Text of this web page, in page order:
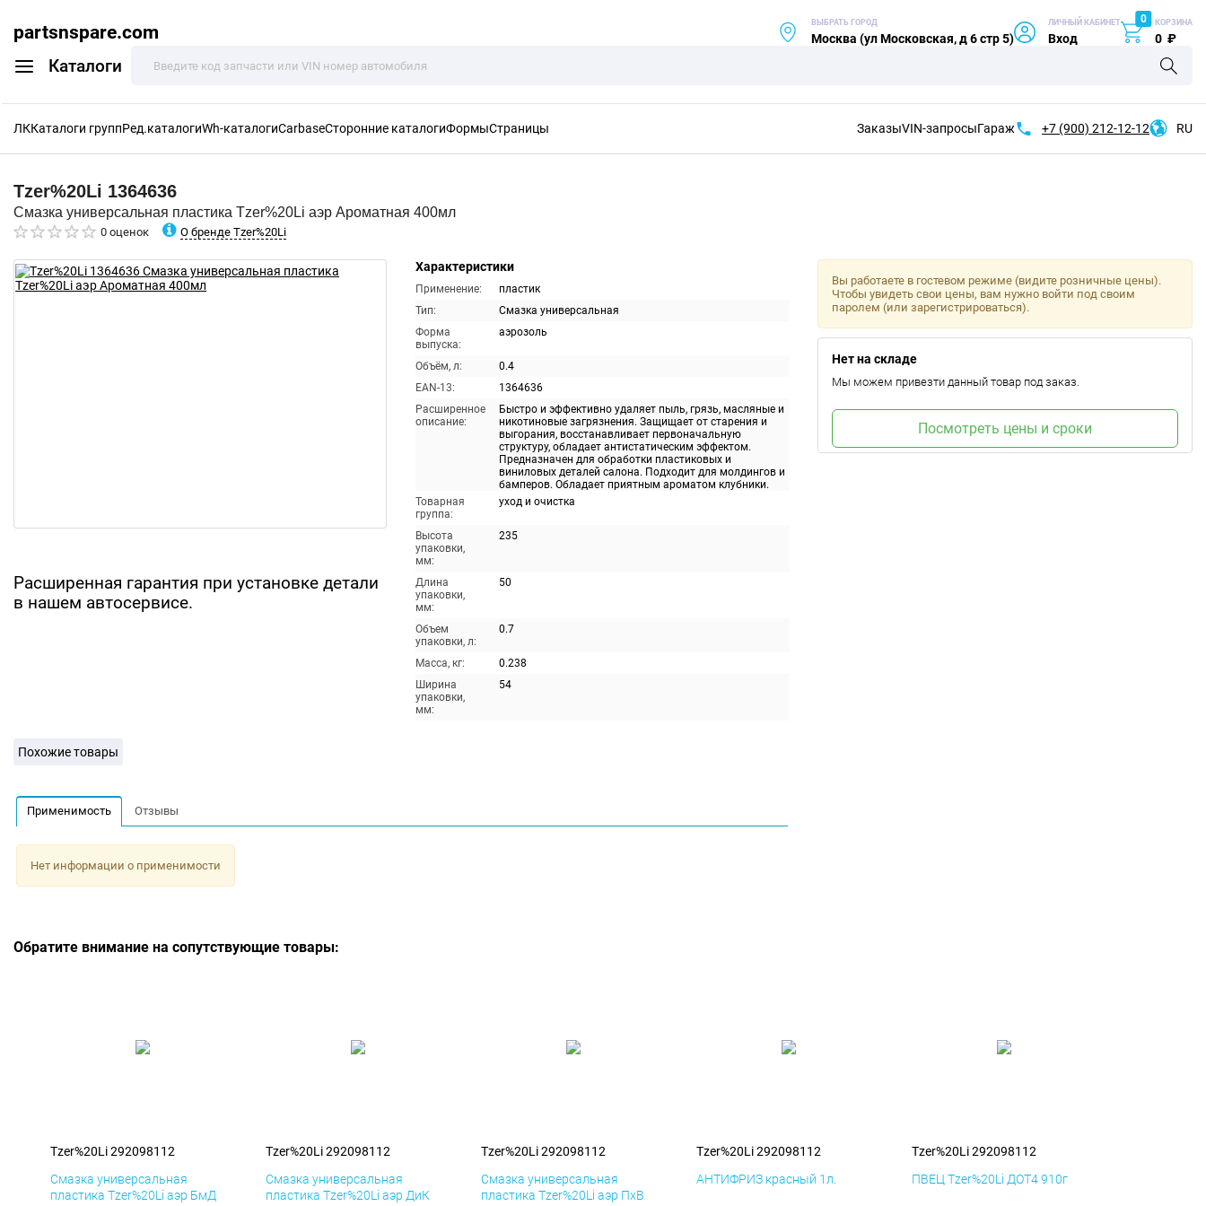
partsnspare.com
Каталоги
ВЫБРАТЬ ГОРОД
Москва (ул Московская, д 6 стр 5)
ЛИЧНЫЙ КАБИНЕТ
Вход
0 КОРЗИНА
0 ₽
ЛККаталоги группРед.каталогиWh-каталогиCarbaseСторонние каталогиФормыСтраницы ЗаказыVIN-запросыГараж +7 (900) 212-12-12 RU
Tzer%20Li 1364636
Смазка универсальная пластика Tzer%20Li аэр Ароматная 400мл
0 оценок О бренде Tzer%20Li
Расширенная гарантия при установке детали
в нашем автосервисе.
Характеристики
Применение:
пластик
Тип:
Смазка универсальная
Форма
выпуска:
аэрозоль
Объём, л:
0.4
EAN-13:
1364636
Расширенное
описание:
Быстро и эффективно удаляет пыль, грязь, масляные и
никотиновые загрязнения. Защищает от старения и
выгорания, восстанавливает первоначальную
структуру, обладает антистатическим эффектом.
Предназначен для обработки пластиковых и
виниловых деталей салона. Подходит для молдингов и
бамперов. Обладает приятным ароматом клубники.
Товарная
группа:
уход и очистка
Высота
упаковки,
мм:
235
Длина
упаковки,
мм:
50
Объем
упаковки, л:
0.7
Масса, кг:
0.238
Ширина
упаковки,
мм:
54
Вы работаете в гостевом режиме (видите розничные цены).
Чтобы увидеть свои цены, вам нужно войти под своим
паролем (или зарегистрироваться).
Нет на складе
Мы можем привезти данный товар под заказ.
Посмотреть цены и сроки
Похожие товары
Применимость Отзывы
Нет информации о применимости
Обратите внимание на сопутствующие товары:
Tzer%20Li 292098112
Смазка универсальная
пластика Tzer%20Li аэр БмД
Tzer%20Li 292098112
Смазка универсальная
пластика Tzer%20Li аэр ДиК
Tzer%20Li 292098112
Смазка универсальная
пластика Tzer%20Li аэр ПхВ
Tzer%20Li 292098112
АНТИФРИЗ красный 1л.
Tzer%20Li 292098112
ПВЕЦ Tzer%20Li ДОТ4 910г